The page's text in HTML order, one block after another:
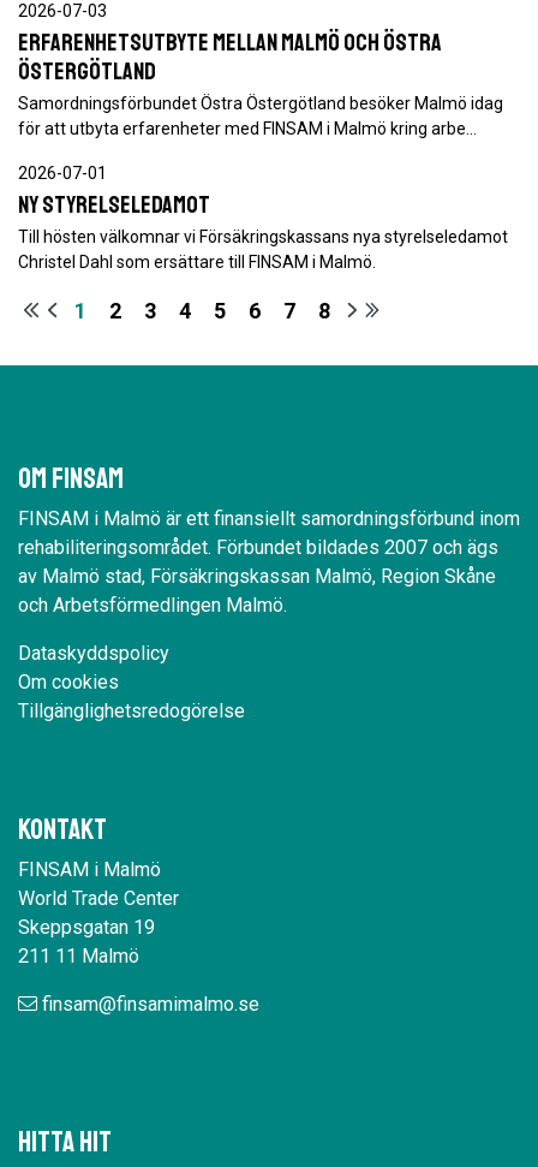
2026-07-03
Erfarenhetsutbyte mellan Malmö och Östra
Östergötland
Samordningsförbundet Östra Östergötland besöker Malmö idag
för att utbyta erfarenheter med FINSAM i Malmö kring arbe…
2026-07-01
Ny styrelseledamot
Till hösten välkomnar vi Försäkringskassans nya styrelseledamot
Christel Dahl som ersättare till FINSAM i Malmö.
1 2 3 4 5 6 7 8
Om Finsam
FINSAM i Malmö är ett finansiellt samordningsförbund inom
rehabiliteringsområdet. Förbundet bildades 2007 och ägs
av Malmö stad, Försäkringskassan Malmö, Region Skåne
och Arbetsförmedlingen Malmö.
Dataskyddspolicy
Om cookies
Tillgänglighetsredogörelse
Kontakt
FINSAM i Malmö
World Trade Center
Skeppsgatan 19
211 11 Malmö
finsam@finsamimalmo.se
Hitta hit